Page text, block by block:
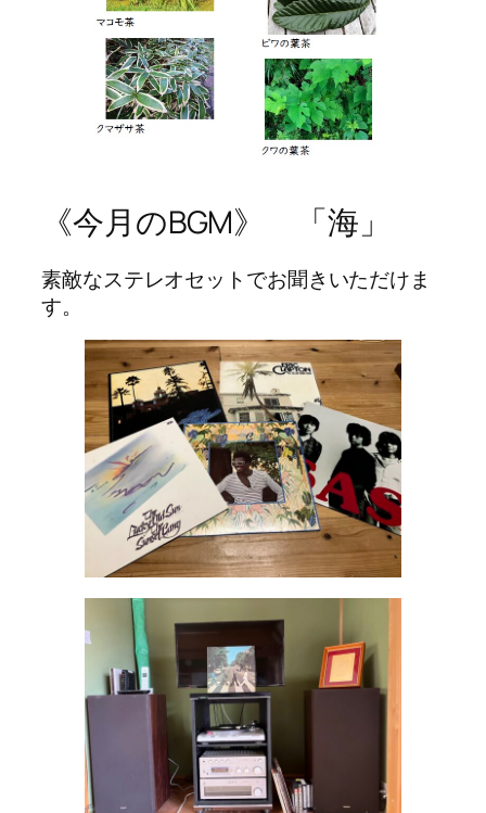
《今月のBGM》 「海」
素敵なステレオセットでお聞きいただけま
す。